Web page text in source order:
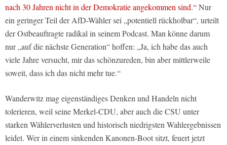
nach 30 Jahren nicht in der Demokratie angekommen sind.“Nur
ein geringer Teil der AfD-Wähler sei „potentiell rückholbar“, urteilt
der Ostbeauftragte radikal in seinem Podcast. Man könne darum
nur „auf die nächste Generation“ hoffen: „Ja, ich habe das auch
viele Jahre versucht, mir das schönzureden, bin aber mittlerweile
soweit, dass ich das nicht mehr tue.“
Wanderwitz mag eigenständiges Denken und Handeln nicht
tolerieren, weil seine Merkel-CDU, aber auch die CSU unter
starken Wählerverlusten und historisch niedrigsten Wahlergebnissen
leidet. Wer in einem sinkenden Kanonen-Boot sitzt, feuert jetzt